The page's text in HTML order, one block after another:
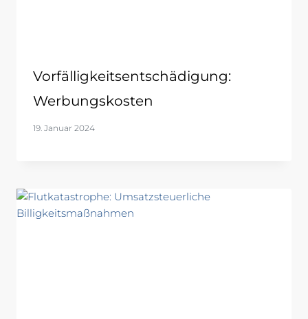
Vorfälligkeitsentschädigung:
Werbungskosten
19. Januar 2024